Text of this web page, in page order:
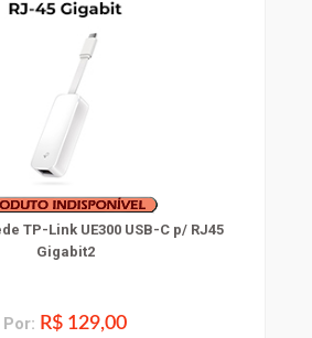
TP-Link UE300 USB-C p/ RJ45
Gigabit2
Por: R$ 129,00